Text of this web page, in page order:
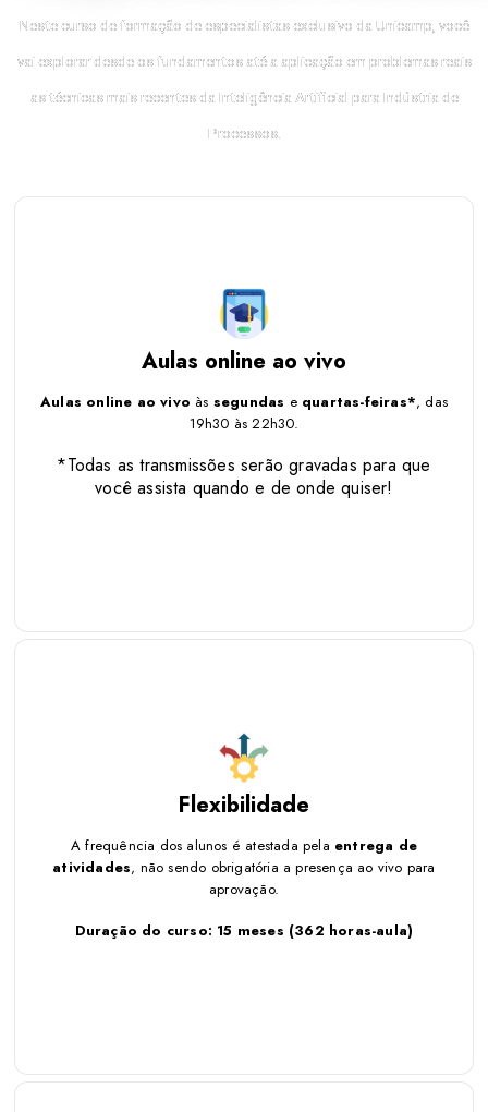
Neste curso de formação de especialistas exclusivo da Unicamp, você
vai explorar desde os fundamentos até a aplicação em problemas reais
as técnicas mais recentes da Inteligência Artificial para Indústria de
Processos.
Aulas online ao vivo
Aulas online ao vivo às segundas e quartas-feiras*, das
19h30 às 22h30.
*Todas as transmissões serão gravadas para que
você assista quando e de onde quiser!
Aulas online ao vivoàssegundasequartas-feiras*
19h30 às 22h30.
*Todas as transmissões serão gravadas para
que você assista quando e de onde quiser!
Flexibilidade
A frequência dos alunos é atestada pela entrega de
atividades, não sendo obrigatória a presença ao vivo para
aprovação.
Duração do curso: 15 meses (362 horas-aula)
A frequência dos alunos é atestada pela
atividades
, não sendo obrigatória a presença ao vivo para
aprovação.
Duração do curso: 15 meses